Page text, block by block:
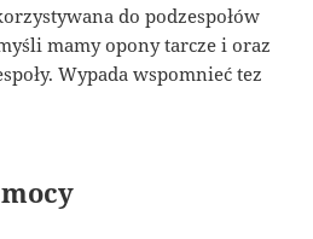
do podzespołów
mamy opony tarcze i oraz
Wypada wspomnieć tez